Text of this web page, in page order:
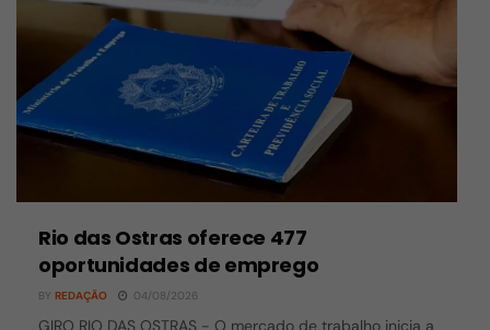
Rio das Ostras oferece 477
oportunidades de emprego
BY REDAÇÃO 04/08/2026
GIRO RIO DAS OSTRAS - O mercado de trabalho inicia a